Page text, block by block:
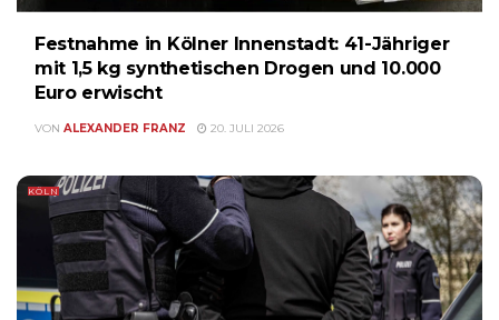
Festnahme in Kölner Innenstadt: 41-Jähriger
mit 1,5 kg synthetischen Drogen und 10.000
Euro erwischt
VON ALEXANDER FRANZ 20. JULI 2026
KÖLN